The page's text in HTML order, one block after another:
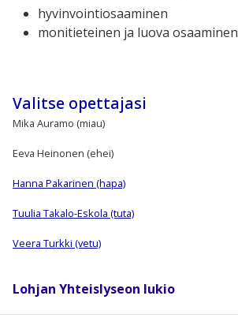
hyvinvointiosaaminen
monitieteinen ja luova osaaminen
Valitse opettajasi
Mika Auramo (miau)
Eeva Heinonen (ehei)
Hanna Pakarinen (hapa)
Tuulia Takalo-Eskola (tuta)
Veera Turkki (vetu)
Lohjan Yhteislyseon lukio